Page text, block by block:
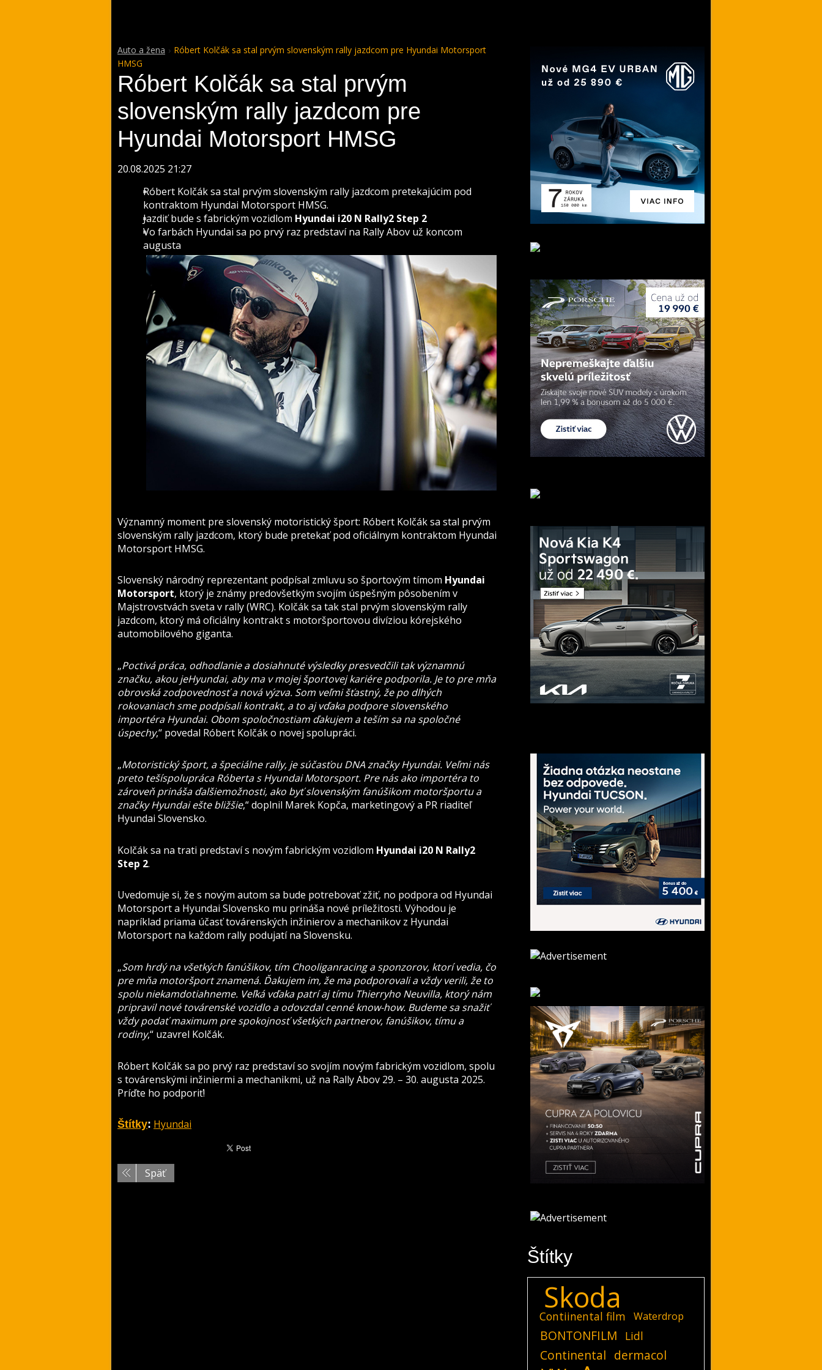
Auto a žena
Róbert Kolčák sa stal prvým slovenským rally jazdcom pre Hyundai Motorsport
HMSG
Róbert Kolčák sa stal prvým
slovenským rally jazdcom pre
Hyundai Motorsport HMSG
20.08.2025 21:27
Róbert Kolčák sa stal prvým slovenským rally jazdcom pretekajúcim pod
kontraktom Hyundai Motorsport HMSG.
Jazdiť bude s fabrickým vozidlom Hyundai i20 N Rally2 Step 2
Vo farbách Hyundai sa po prvý raz predstaví na Rally Abov už koncom
augusta
Významný moment pre slovenský motoristický šport: Róbert Kolčák sa stal prvým
slovenským rally jazdcom, ktorý bude pretekať pod oficiálnym kontraktom Hyundai
Motorsport HMSG.
Slovenský národný reprezentant podpísal zmluvu so športovým tímom Hyundai
Motorsport, ktorý je známy predovšetkým svojím úspešným pôsobením v
Majstrovstvách sveta v rally (WRC). Kolčák sa tak stal prvým slovenským rally
jazdcom, ktorý má oficiálny kontrakt s motoršportovou divíziou kórejského
automobilového giganta.
„Poctivá práca, odhodlanie a dosiahnuté výsledky presvedčili tak významnú
značku, akou jeHyundai, aby ma v mojej športovej kariére podporila. Je to pre mňa
obrovská zodpovednosťa nová výzva. Som veľmi šťastný, že po dlhých
rokovaniach sme podpísali kontrakt, a to aj vďaka podpore slovenského
importéra Hyundai. Obom spoločnostiam ďakujem a teším sa na spoločné
úspechy,“ povedal Róbert Kolčák o novej spolupráci.
„Motoristický šport, a špeciálne rally, je súčasťou DNA značky Hyundai. Veľmi nás
preto tešíspolupráca Róberta s Hyundai Motorsport. Pre nás ako importéra to
zároveň prináša ďalšiemožnosti, ako byť slovenským fanúšikom motoršportu a
značky Hyundai ešte bližšie,“ doplnil Marek Kopča, marketingový a PR riaditeľ
Hyundai Slovensko.
Kolčák sa na trati predstaví s novým fabrickým vozidlom Hyundai i20 N Rally2
Step 2.
Uvedomuje si, že s novým autom sa bude potrebovať zžiť, no podpora od Hyundai
Motorsport a Hyundai Slovensko mu prináša nové príležitosti. Výhodou je
napríklad priama účasť továrenských inžinierov a mechanikov z Hyundai
Motorsport na každom rally podujatí na Slovensku.
„Som hrdý na všetkých fanúšikov, tím Chooliganracing a sponzorov, ktorí vedia, čo
pre mňa motoršport znamená. Ďakujem im, že ma podporovali a vždy verili, že to
spolu niekamdotiahneme. Veľká vďaka patrí aj tímu Thierryho Neuvilla, ktorý nám
pripravil nové továrenské vozidlo a odovzdal cenné know-how. Budeme sa snažiť
vždy podať maximum pre spokojnosť všetkých partnerov, fanúšikov, tímu a
rodiny,“ uzavrel Kolčák.
Róbert Kolčák sa po prvý raz predstaví so svojím novým fabrickým vozidlom, spolu
s továrenskými inžiniermi a mechanikmi, už na Rally Abov 29. – 30. augusta 2025.
Príďte ho podporiť!
Štítky: Hyundai
Späť
Štítky
Skoda
Contiinental film Waterdrop
BONTONFILM Lidl
Continental dermacol